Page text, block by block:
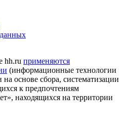
hh.ru применяются
(информационные технологии
основе сбора, систематизации
к предпочтениям
находящихся на территории